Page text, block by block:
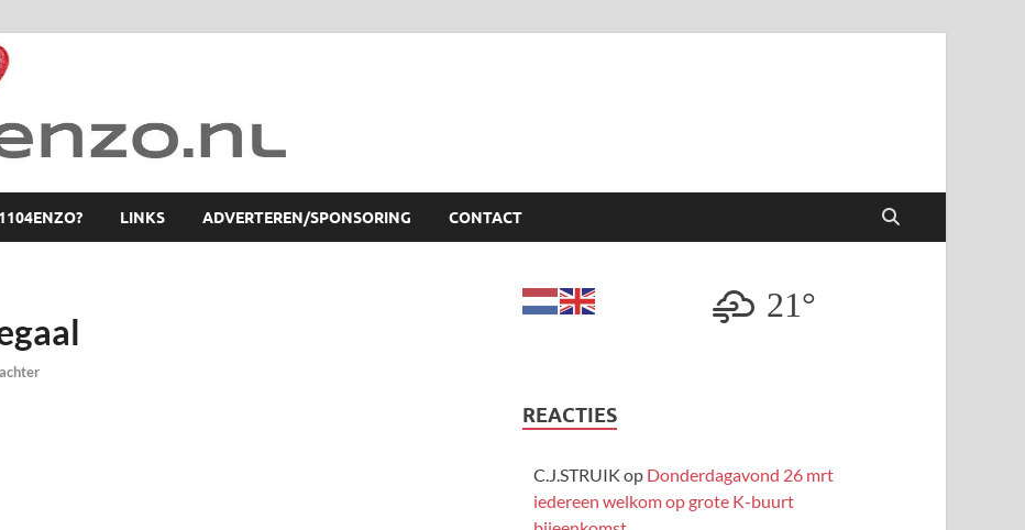
LINKS ADVERTEREN/SPONSORING CONTACT
21°
REACTIES
C.J.STRUIK op Donderdagavond 26 mrt
iedereen welkom op grote K-buurt